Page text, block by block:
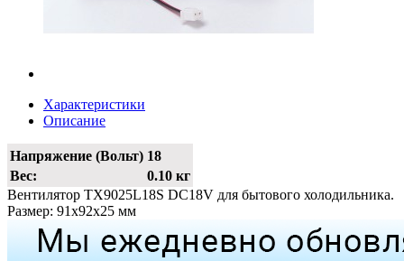
Характеристики
Описание
Напряжение (Вольт) 18
Вес:
0.10 кг
Вентилятор TX9025L18S DC18V для бытового холодильника.
Размер: 91х92х25 мм